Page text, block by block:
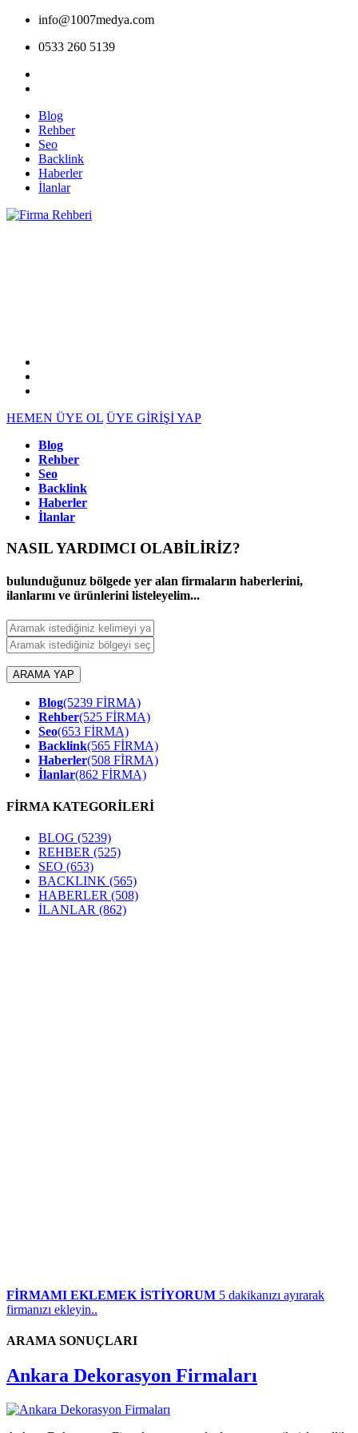
info@1007medya.com
0533 260 5139
Blog
Rehber
Seo
Backlink
Haberler
İlanlar
HEMEN ÜYE OL ÜYE GİRİŞİ YAP
Blog
Rehber
Seo
Backlink
Haberler
İlanlar
NASIL YARDIMCI OLABİLİRİZ?
bulunduğunuz bölgede yer alan firmaların haberlerini,
ilanlarını ve ürünlerini listeleyelim...
ARAMA YAP
Blog(5239 FİRMA)
Rehber(525 FİRMA)
Seo(653 FİRMA)
Backlink(565 FİRMA)
Haberler(508 FİRMA)
İlanlar(862 FİRMA)
FİRMA KATEGORİLERİ
BLOG (5239)
REHBER (525)
SEO (653)
BACKLINK (565)
HABERLER (508)
İLANLAR (862)
FİRMAMI EKLEMEK İSTİYORUM 5 dakikanızı ayırarak
firmanızı ekleyin..
ARAMA SONUÇLARI
Ankara Dekorasyon Firmaları